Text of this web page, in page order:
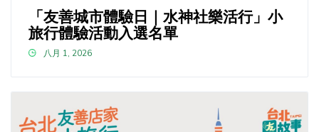
「友善城市體驗日｜水神社樂活行」小
旅行體驗活動入選名單
八月 1, 2026